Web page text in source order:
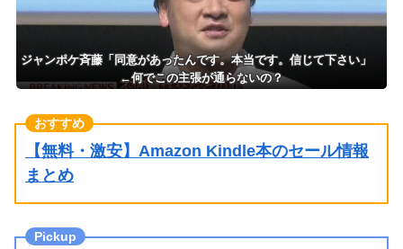
ジャンポケ斉藤「同意があったんです。本当です。信じて下さい」
←何でこの主張が通らないの？
【無料・激安】Amazon Kindle本のセール情報
まとめ